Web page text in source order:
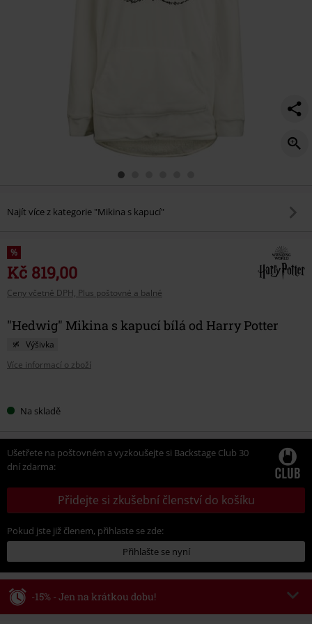
Najít více z kategorie "Mikina s kapucí"
%
Kč 819,00
Ceny včetně DPH, Plus poštovné a balné
"Hedwig" Mikina s kapucí bílá od Harry Potter
Výšivka
Více informací o zboží
si Na skladě
Ušetřete na poštovném a vyzkoušejte si Backstage Club 30
dní zdarma:
Přidejte si zkušební členství do košíku
Pokud jste již členem, přihlaste se zde:
Přihlašte se nyní
-15% - Jen na krátkou dobu!